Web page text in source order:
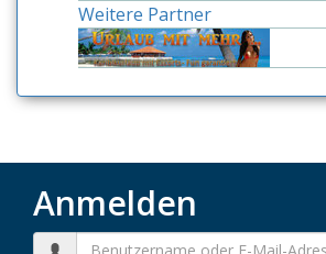
Weitere Partner
Anmelden